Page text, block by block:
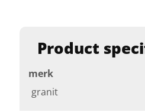
Product
merk
granit